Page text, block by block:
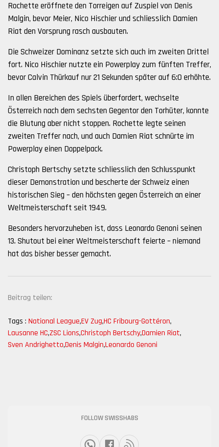
Rochette eröffnete den Torreigen auf Zuspiel von Denis
Malgin, bevor Meier, Nico Hischier und schliesslich Damien
Riat den Vorsprung rasch ausbauten.
Die Schweizer Dominanz setzte sich auch im zweiten Drittel
fort. Nico Hischier nutzte ein Powerplay zum fünften Treffer,
bevor Calvin Thürkauf nur 21 Sekunden später auf 6:0 erhöhte.
In allen Bereichen des Spiels überfordert, wechselte
Österreich nach dem sechsten Gegentor den Torhüter, konnte
die Blutung aber nicht stoppen. Rochette legte seinen
zweiten Treffer nach, und auch Damien Riat schnürte im
Powerplay einen Doppelpack.
Christoph Bertschy setzte schliesslich den Schlusspunkt
dieser Demonstration und bescherte der Schweiz einen
historischen Sieg – den höchsten gegen Österreich an einer
Weltmeisterschaft seit 1949.
Besonders hervorzuheben ist, dass Leonardo Genoni seinen
13. Shutout bei einer Weltmeisterschaft feierte – niemand
hat das bisher besser gemacht.
Beitrag teilen:
Tags : National League,EV Zug,HC Fribourg-Gottéron,
Lausanne HC,ZSC Lions,Christoph Bertschy,Damien Riat,
Sven Andrighetto,Denis Malgin,Leonardo Genoni
FOLLOW SWISSHABS